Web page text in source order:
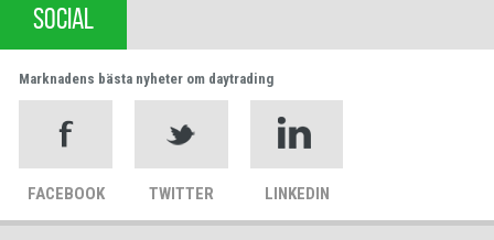
SOCIAL
Marknadens bästa nyheter om daytrading
FACEBOOK TWITTER LINKEDIN